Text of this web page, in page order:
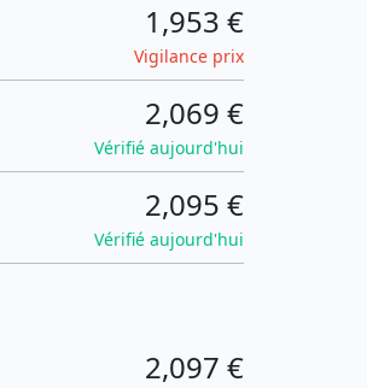
1,953 €
Vigilance prix
2,069 €
Vérifié aujourd'hui
2,095 €
Vérifié aujourd'hui
2,097 €